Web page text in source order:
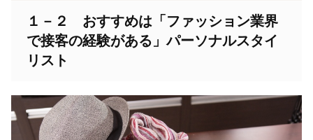
１－２ おすすめは「ファッション業界
で接客の経験がある」パーソナルスタイ
リスト